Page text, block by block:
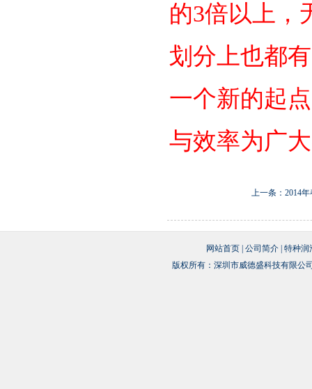
的3倍以上，
划分上也都
一个新的起
与效率为广
上一条：2014
网站首页 公司简介 特种润
版权所有：深圳市威德盛科技有限公